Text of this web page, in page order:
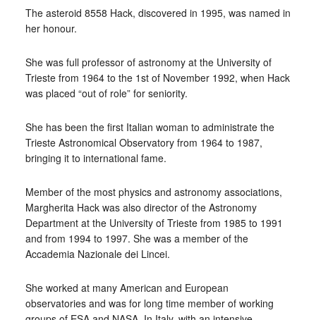
The asteroid 8558 Hack, discovered in 1995, was named in
her honour.
She was full professor of astronomy at the University of
Trieste from 1964 to the 1st of November 1992, when Hack
was placed “out of role” for seniority.
She has been the first Italian woman to administrate the
Trieste Astronomical Observatory from 1964 to 1987,
bringing it to international fame.
Member of the most physics and astronomy associations,
Margherita Hack was also director of the Astronomy
Department at the University of Trieste from 1985 to 1991
and from 1994 to 1997. She was a member of the
Accademia Nazionale dei Lincei.
She worked at many American and European
observatories and was for long time member of working